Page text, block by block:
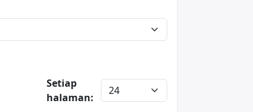
Setiap
halaman: